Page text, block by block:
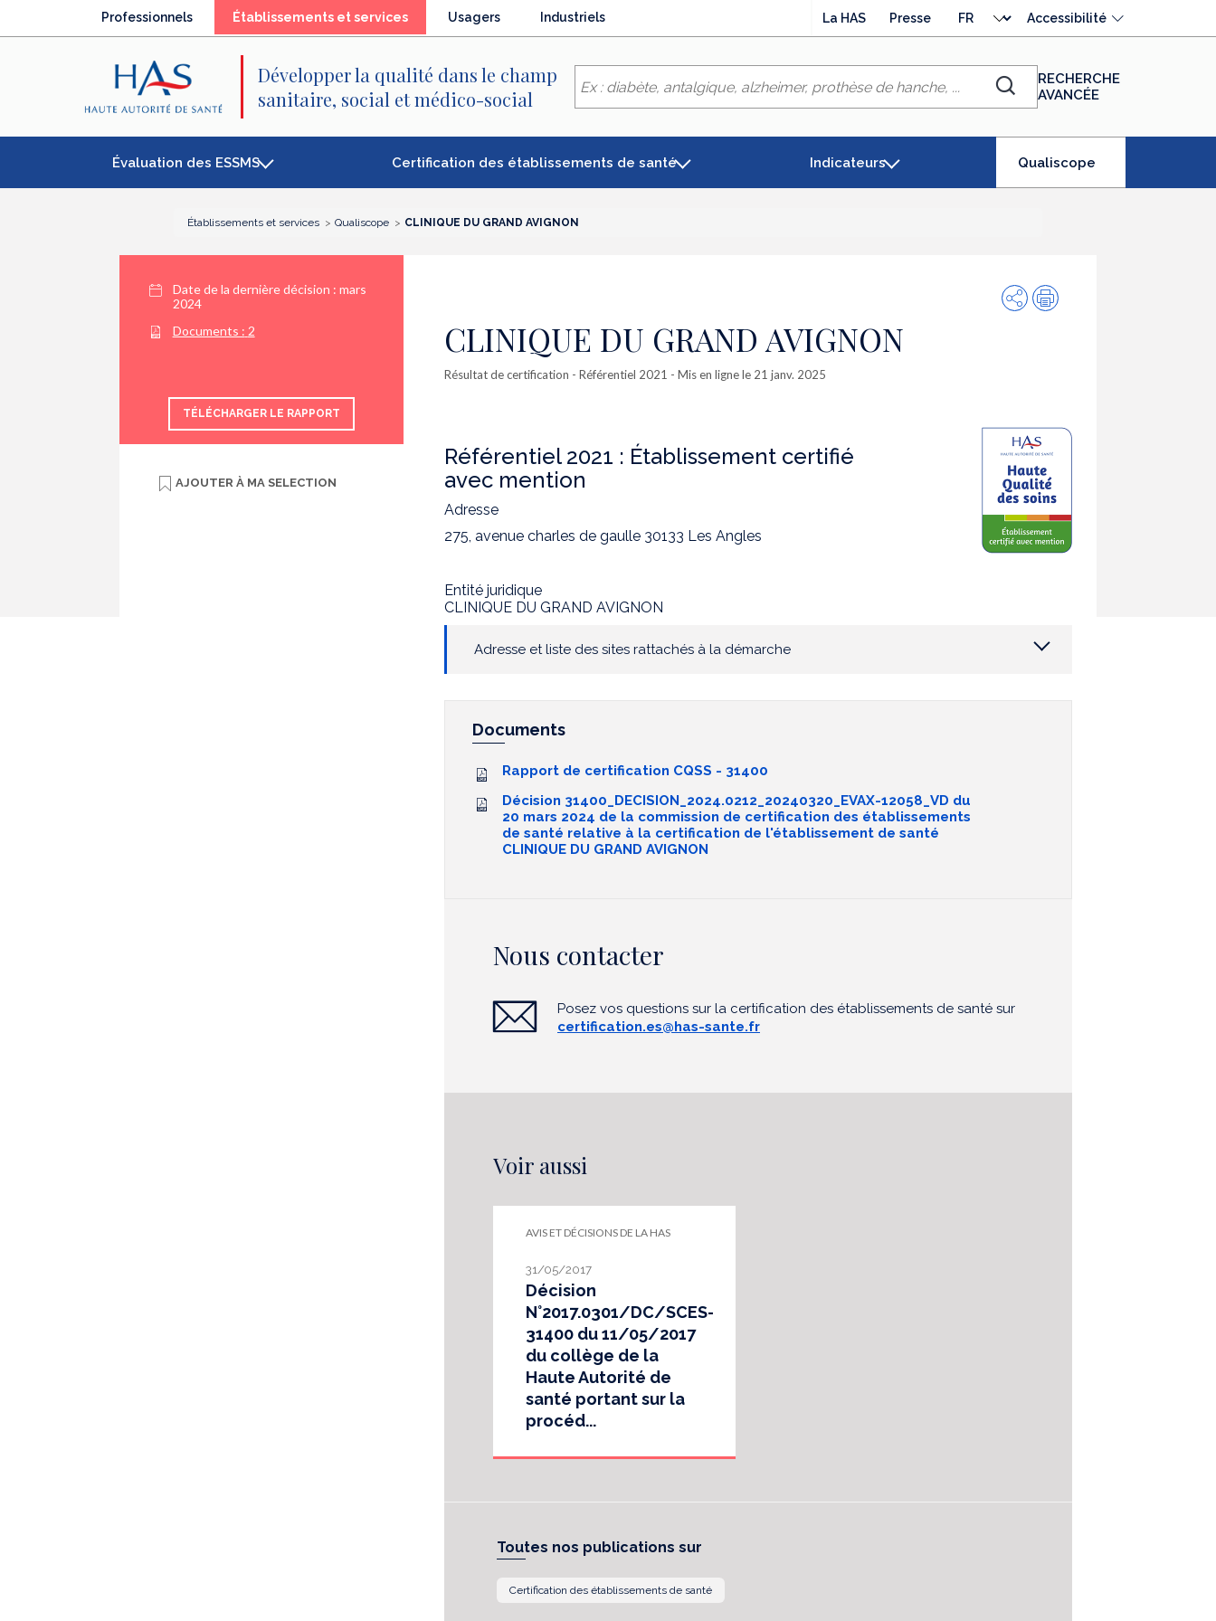
Professionnels Établissements et services(élémentUsagers Industriels La HAS Presse
langue
Accessibilité
Développer la qualité dans le champ
sanitaire, social et médico-social
Chercher
RECHERCHE
AVANCÉE
Évaluation des ESSMS Certification des établissements de santé Indicateurs Qualiscope(élément
Établissements et services Qualiscope CLINIQUE DU GRAND AVIGNON
Date de la dernière décision : mars
2024
Documents : 2
TÉLÉCHARGER LE RAPPORT
AJOUTER À MA SELECTION
PartagerImpression
CLINIQUE DU GRAND AVIGNON
Résultat de certification - Référentiel 2021 - Mis en ligne le 21 janv. 2025
Référentiel 2021 : Établissement certifié
avec mention
Adresse
275, avenue charles de gaulle 30133 Les Angles
Entité juridique
CLINIQUE DU GRAND AVIGNON
Adresse et liste des sites rattachés à la démarche
Documents
Rapport de certification CQSS - 31400
Décision 31400_DECISION_2024.0212_20240320_EVAX-12058_VD du
20 mars 2024 de la commission de certification des établissements
de santé relative à la certification de l'établissement de santé
CLINIQUE DU GRAND AVIGNON
Nous contacter
Posez vos questions sur la certification des établissements de santé sur
certification.es@has-sante.fr
Voir aussi
AVIS ET DÉCISIONS DE LA HAS
31/05/2017
Décision
N°2017.0301/DC/SCES-
31400 du 11/05/2017
du collège de la
Haute Autorité de
santé portant sur la
procéd...
Toutes nos publications sur
Certification des établissements de santé